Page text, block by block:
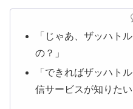
「じゃあ、ザッハト
の？」
「できればザッハト
信サービスが知りたい